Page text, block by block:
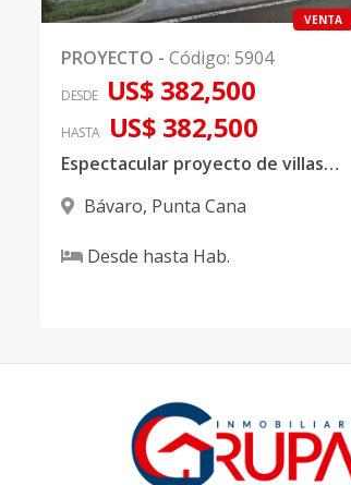
VENTA
PROYECTO - Código: 5904
DESDE US$ 382,500
HASTA US$ 382,500
Espectacular proyecto de villas ubicado en Bavaro, Punta Cana
Bávaro, Punta Cana
Desde hasta Hab.